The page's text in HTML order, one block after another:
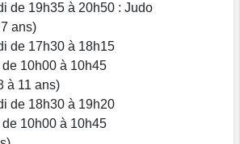
de 19h35 à 20h50 : Judo
ans)
de 17h30 à 18h15
de 10h00 à 10h45
à 11 ans)
de 18h30 à 19h20
de 10h00 à 10h45